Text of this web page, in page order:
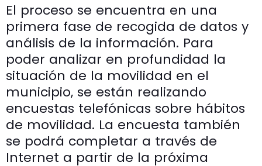
El proceso se encuentra en una
primera fase de recogida de datos y
análisis de la información. Para
poder analizar en profundidad la
situación de la movilidad en el
municipio, se están realizando
encuestas telefónicas sobre hábitos
de movilidad. La encuesta también
se podrá completar a través de
Internet a partir de la próxima